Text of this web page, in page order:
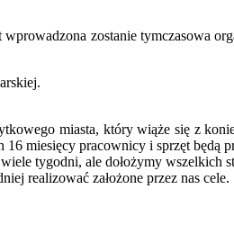
zostanie tymczasowa
miasta, który wiąże się z
miesięcy pracownicy i sprzęt będą
tygodni, ale dołożymy wszelkich
realizować założone przez nas cele.